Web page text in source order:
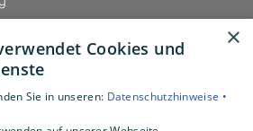
×
Cookies und
Sie in unseren: Datenschutzhinweise •